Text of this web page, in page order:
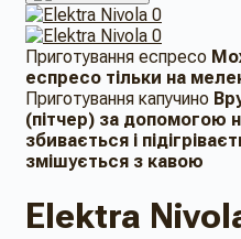
Приготування еспресо
еспресо тільки на
Приготування капучино
(пітчер) за допомогою
збивається і
змішується з кавою
Elektra